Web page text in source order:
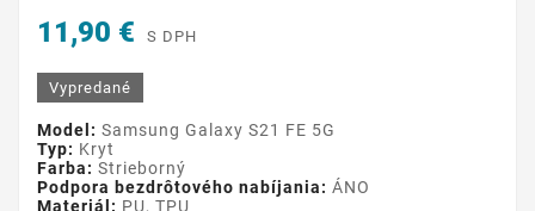
11,90 € S DPH
Vypredané
Model: Samsung Galaxy S21 FE 5G
Typ: Kryt
Farba: Strieborný
Podpora bezdrôtového nabíjania: ÁNO
Materiál: PU, TPU